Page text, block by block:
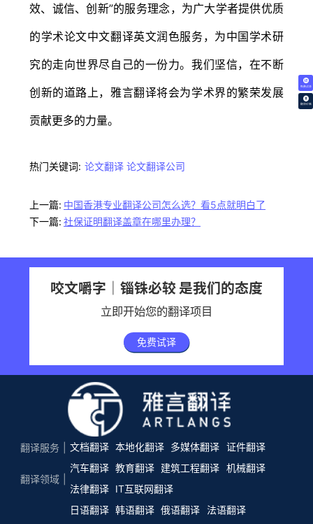
免费试译
翻译价格
效、诚信、创新”的服务理念，为广大学者提供优质
的学术论文中文翻译英文润色服务，为中国学术研
究的走向世界尽自己的一份力。我们坚信，在不断
创新的道路上，雅言翻译将会为学术界的繁荣发展
贡献更多的力量。
热门关键词: 论文翻译 论文翻译公司
上一篇: 中国香港专业翻译公司怎么选？看5点就明白了
下一篇: 社保证明翻译盖章在哪里办理？
咬文嚼字｜锱铢必较 是我们的态度
立即开始您的翻译项目
免费试译
翻译服务 文档翻译 本地化翻译 多媒体翻译 证件翻译
翻译领域
汽车翻译 教育翻译 建筑工程翻译 机械翻译
法律翻译
IT互联网翻译
日语翻译 韩语翻译 俄语翻译
法语翻译